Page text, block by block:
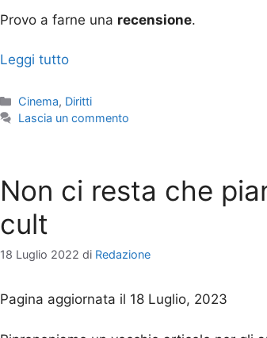
Provo a farne una recensione.
Leggi tutto
Categorie
Cinema, Diritti
Lascia un commento
Non ci resta che
cult
18 Luglio 2022 di Redazione
Pagina aggiornata il 18 Luglio, 2023